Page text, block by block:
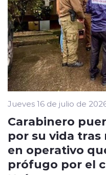
Jueves 16 de julio de
Carabinero
por su vida
en operativo
prófugo por el